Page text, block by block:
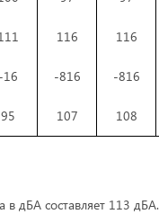
-16
95
116
-816
107
116
-816
108
дБА составляет 113 дБА.